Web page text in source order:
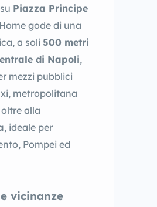
Piazza Principe
gode di una
a soli 500 metri
di Napoli,
mezzi pubblici
metropolitana
oltre alla
, ideale per
Pompei ed
vicinanze